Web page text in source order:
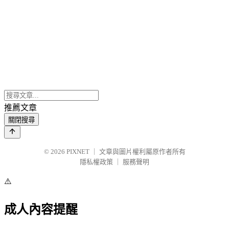
推薦文章
關閉搜尋
© 2026 PIXNET
文章與圖片權利屬原作者所有
隱私權政策
服務聲明
⚠️
成人內容提醒